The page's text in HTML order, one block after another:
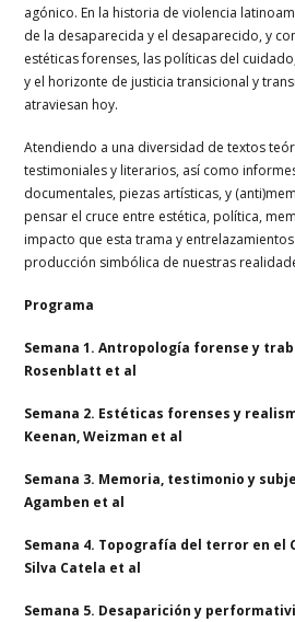
agónico. En la historia de violencia
de la desaparecida y el desaparecido, y
estéticas forenses, las políticas del
y el horizonte de justicia transicional y
atraviesan hoy.
Atendiendo a una diversidad de textos
testimoniales y literarios, así como
documentales, piezas artísticas, y
pensar el cruce entre estética, política,
impacto que esta trama y
producción simbólica de nuestras
Programa
Semana 1. Antropología forense y
Rosenblatt et al
Semana 2. Estéticas forenses y
Keenan, Weizman et al
Semana 3. Memoria, testimonio y
Agamben et al
Semana 4. Topografía del terror en el
Silva Catela et al
Semana 5. Desaparición y